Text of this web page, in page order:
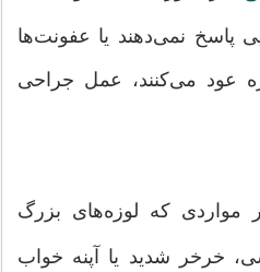
پاسخ نمی‌دهند یا عفونت‌ها
عود می‌کنند، عمل جراحی
مواردی که لوزه‌های بزرگ
خرخر شدید یا آپنه خواب